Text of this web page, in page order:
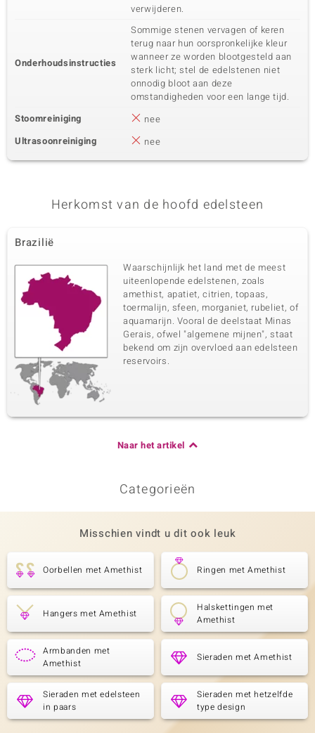
Slijpvorm
Herkomst
Brazilië
verwijderen.
Onderhoudsinstructies
Sommige stenen vervagen of keren
terug naar hun oorspronkelijke kleur
wanneer ze worden blootgesteld aan
sterk licht; stel de edelstenen niet
onnodig bloot aan deze
omstandigheden voor een lange tijd.
Stoomreiniging
nee
Ultrasoonreiniging
nee
Herkomst van de hoofd edelsteen
Brazilië
Waarschijnlijk het land met de meest
uiteenlopende edelstenen, zoals
amethist, apatiet, citrien, topaas,
toermalijn, sfeen, morganiet, rubeliet, of
aquamarijn. Vooral de deelstaat Minas
Gerais, ofwel "algemene mijnen", staat
bekend om zijn overvloed aan edelsteen
reservoirs.
Naar het artikel
Categorieën
Misschien vindt u dit ook leuk
Oorbellen met Amethist Ringen met Amethist
Hangers met Amethist
Halskettingen met
Amethist
Armbanden met
Amethist
Sieraden met Amethist
Sieraden met edelsteen
in paars
Sieraden met hetzelfde
type design